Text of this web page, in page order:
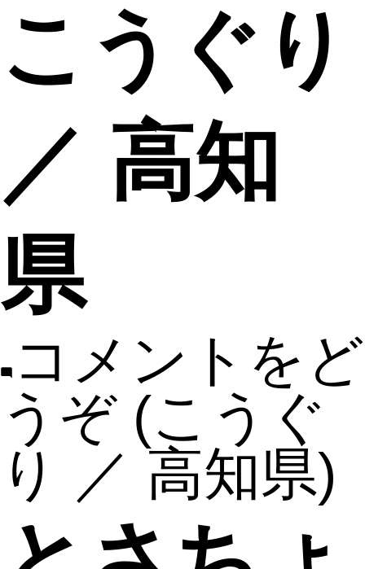
こうぐり
／ 高知
県
コメントをど
うぞ (こうぐ
り ／ 高知県)